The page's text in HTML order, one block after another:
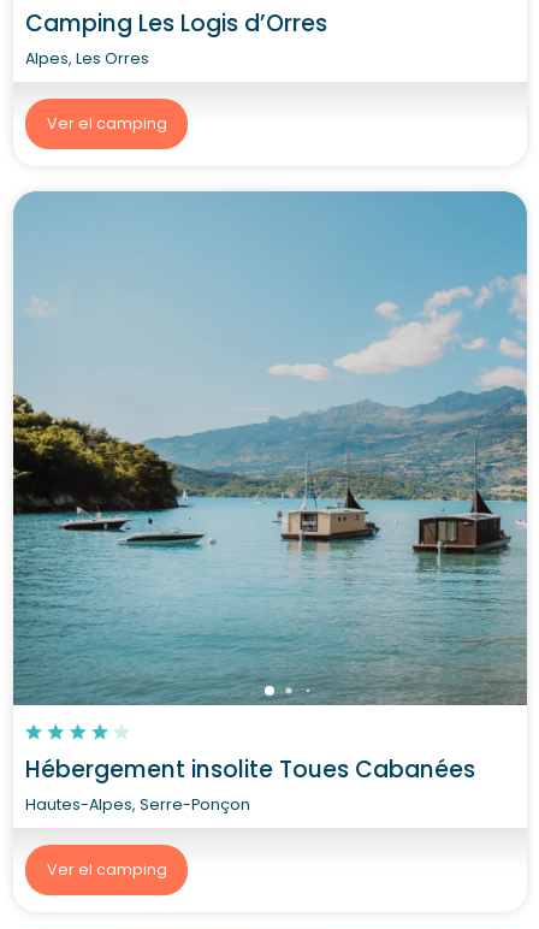
Camping Les Logis d’Orres
Alpes, Les Orres
Ver el camping
Hébergement insolite Toues Cabanées
Hautes-Alpes, Serre-Ponçon
Ver el camping